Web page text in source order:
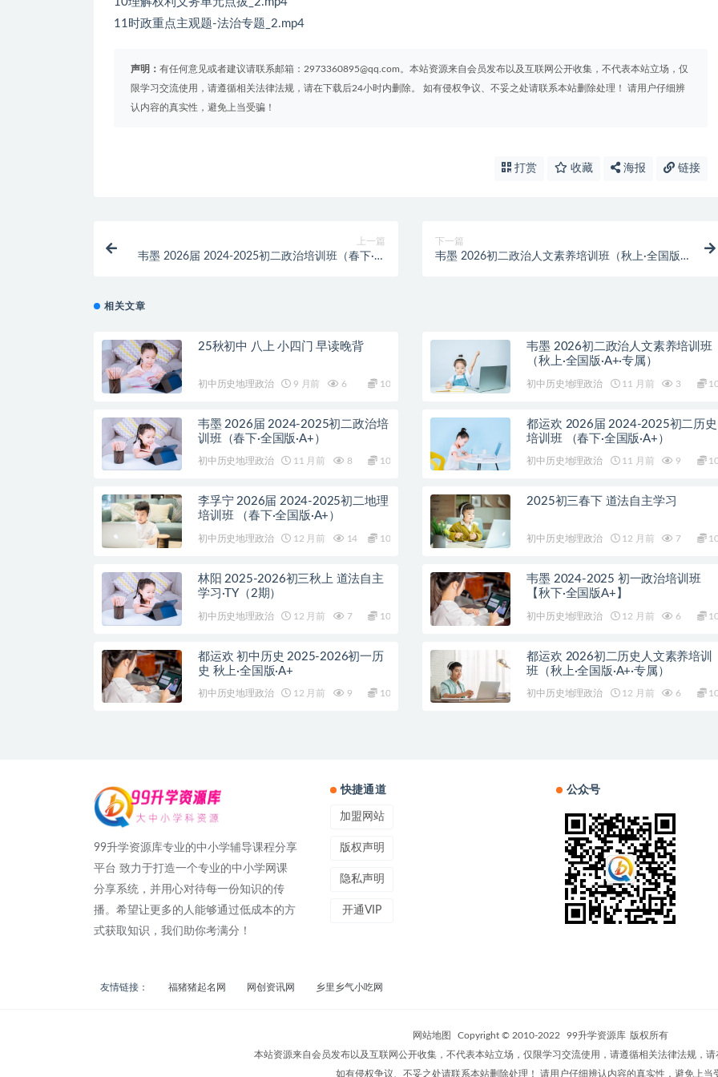
11时政重点主观题-法治专题_2.mp4
声明： 有任何意见或者建议请联系邮箱：2973360895@qq.com。本站资源来自会员发布以及互联网公开收集，不代表本站立场，仅
限学习交流使用，请遵循相关法律法规，请在下载后24小时内删除。 如有侵权争议、不妥之处请联系本站删除处理！ 请用户仔细辨
认内容的真实性，避免上当受骗！
打赏 收藏 海报 链接
上一篇
韦墨 2026届 2024-2025初二政治培训班（春下·全
下一篇
韦墨 2026初二政治人文素养培训班（秋上·全国版
相关文章
25秋初中 八上 小四门 早读晚背
初中历史地理政治 9 月前 6 10
韦墨 2026初二政治人文素养培训班
（秋上·全国版·A+·专属）
初中历史地理政治 11 月前 3
韦墨 2026届 2024-2025初二政治培
训班（春下·全国版·A+）
初中历史地理政治 11 月前 8 10
都运欢 2026届 2024-2025初二历史
培训班 （春下·全国版·A+）
初中历史地理政治 11 月前 9
李孚宁 2026届 2024-2025初二地理
培训班 （春下·全国版·A+）
初中历史地理政治 12 月前 14 10
2025初三春下 道法自主学习
初中历史地理政治 12 月前 7
林阳 2025-2026初三秋上 道法自主
学习·TY（2期）
初中历史地理政治 12 月前 7 10
韦墨 2024-2025 初一政治培训班
【秋下·全国版A+】
初中历史地理政治 12 月前 6
都运欢 初中历史 2025-2026初一历
史 秋上·全国版·A+
初中历史地理政治 12 月前 9 10
都运欢 2026初二历史人文素养培训
班（秋上·全国版·A+·专属）
初中历史地理政治 12 月前 6
99升学资源库专业的中小学辅导课程分享
平台 致力于打造一个专业的中小学网课
分享系统，并用心对待每一份知识的传
播。希望让更多的人能够通过低成本的方
式获取知识，我们助你考满分！
快捷通道
加盟网站
版权声明
隐私声明
开通VIP
公众号
友情链接： 福猪猪起名网 网创资讯网 乡里乡气小吃网
网站地图 Copyright © 2010-2022 99升学资源库 版权所有
本站资源来自会员发布以及互联网公开收集，不代表本站立场，仅限学习交流使用，请遵循相关法律法规，请
如有侵权争议、不妥之处请联系本站删除处理！ 请用户仔细辨认内容的真实性，避免上当